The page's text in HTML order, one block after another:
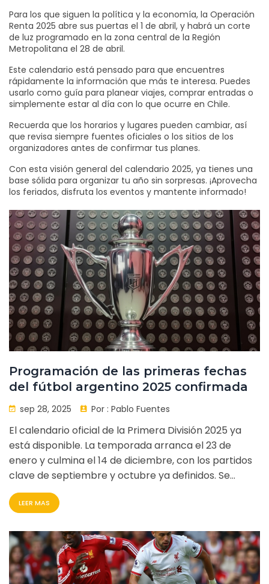
Para los que siguen la política y la economía, la Operación
Renta 2025 abre sus puertas el 1 de abril, y habrá un corte
de luz programado en la zona central de la Región
Metropolitana el 28 de abril.
Este calendario está pensado para que encuentres
rápidamente la información que más te interesa. Puedes
usarlo como guía para planear viajes, comprar entradas o
simplemente estar al día con lo que ocurre en Chile.
Recuerda que los horarios y lugares pueden cambiar, así
que revisa siempre fuentes oficiales o los sitios de los
organizadores antes de confirmar tus planes.
Con esta visión general del calendario 2025, ya tienes una
base sólida para organizar tu año sin sorpresas. ¡Aprovecha
los feriados, disfruta los eventos y mantente informado!
Programación de las primeras fechas
del fútbol argentino 2025 confirmada
sep 28, 2025 Por : Pablo Fuentes
El calendario oficial de la Primera División 2025 ya
está disponible. La temporada arranca el 23 de
enero y culmina el 14 de diciembre, con los partidos
clave de septiembre y octubre ya definidos. Se
revelan encuentros de Boca, River y la fecha de los
clásicos. Además, se analizan los impactos del nuevo
LEER MAS